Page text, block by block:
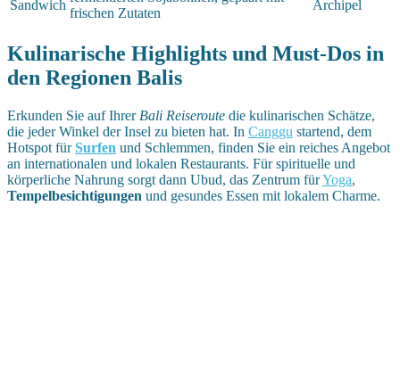
Sandwich
frischen Zutaten
Archipel
Kulinarische Highlights und Must-Dos in
den Regionen Balis
Erkunden Sie auf Ihrer Bali Reiseroute die kulinarischen Schätze,
die jeder Winkel der Insel zu bieten hat. In Canggu startend, dem
Hotspot fürSurfen und Schlemmen, finden Sie ein reiches Angebot
an internationalen und lokalen Restaurants. Für spirituelle und
körperliche Nahrung sorgt dann Ubud, das Zentrum fürYoga,
Tempelbesichtigungen und gesundes Essen mit lokalem Charme.